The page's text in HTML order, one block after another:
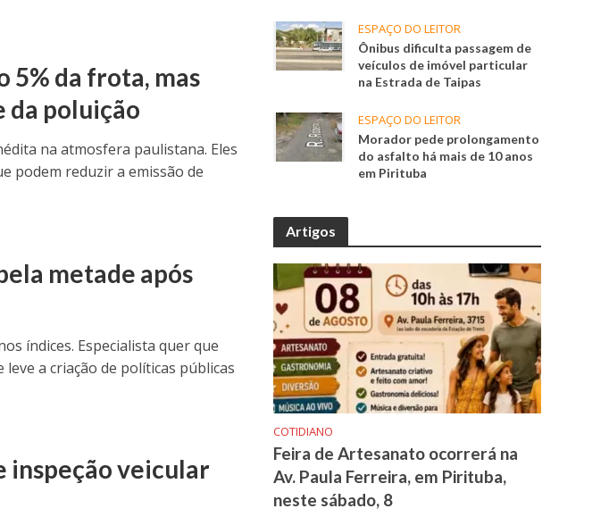
5% da frota, mas
da poluição
na atmosfera paulistana. Eles
podem reduzir a emissão de
metade após
índices. Especialista quer que
a criação de políticas públicas
inspeção veicular
ESPAÇO DO LEITOR
Ônibus dificulta passagem de
veículos de imóvel particular
na Estrada de Taipas
ESPAÇO DO LEITOR
Morador pede prolongamento
do asfalto há mais de 10 anos
em Pirituba
Artigos
COTIDIANO
Feira de Artesanato ocorrerá na
Av. Paula Ferreira, em Pirituba,
neste sábado, 8